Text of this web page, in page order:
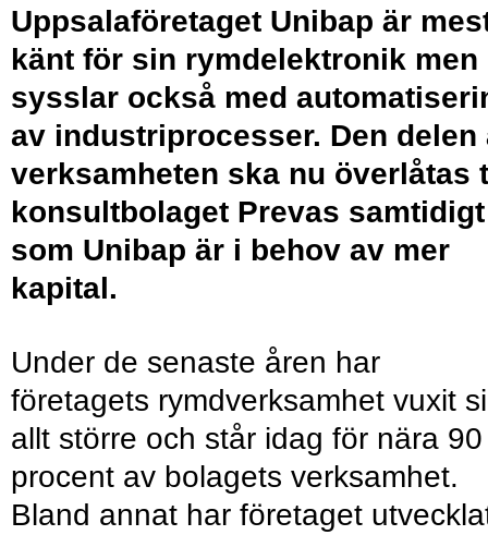
Uppsalaföretaget Unibap är
känt för sin rymdelektronik men
sysslar också med
av industriprocesser. Den delen
verksamheten ska nu överlåtas
konsultbolaget Prevas samtidigt
som Unibap är i behov av mer
kapital.
Under de senaste åren har
företagets rymdverksamhet vuxit
allt större och står idag för nära 90
procent av bolagets verksamhet.
Bland annat har företaget